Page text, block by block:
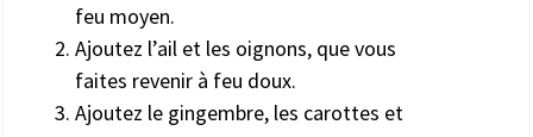
feu moyen.
Ajoutez l’ail et les oignons, que vous
faites revenir à feu doux.
Ajoutez le gingembre, les carottes et